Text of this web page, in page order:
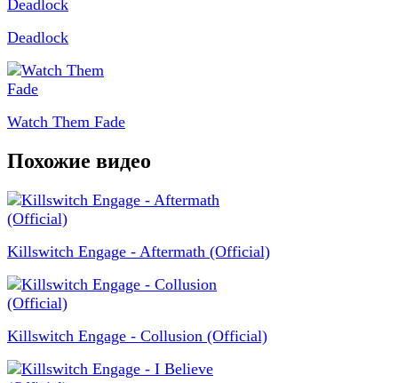
Deadlock
Watch Them Fade
Похожие видео
Killswitch Engage - Aftermath (Official)
Killswitch Engage - Collusion (Official)